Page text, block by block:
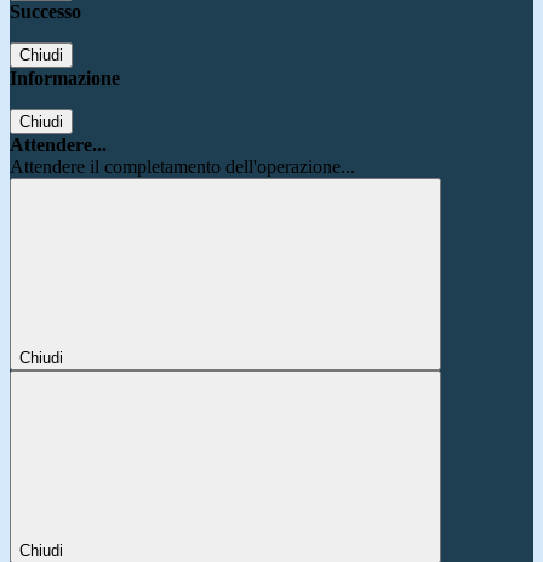
Successo
Chiudi
Informazione
Chiudi
Attendere...
Attendere il completamento dell'operazione...
Chiudi
Chiudi